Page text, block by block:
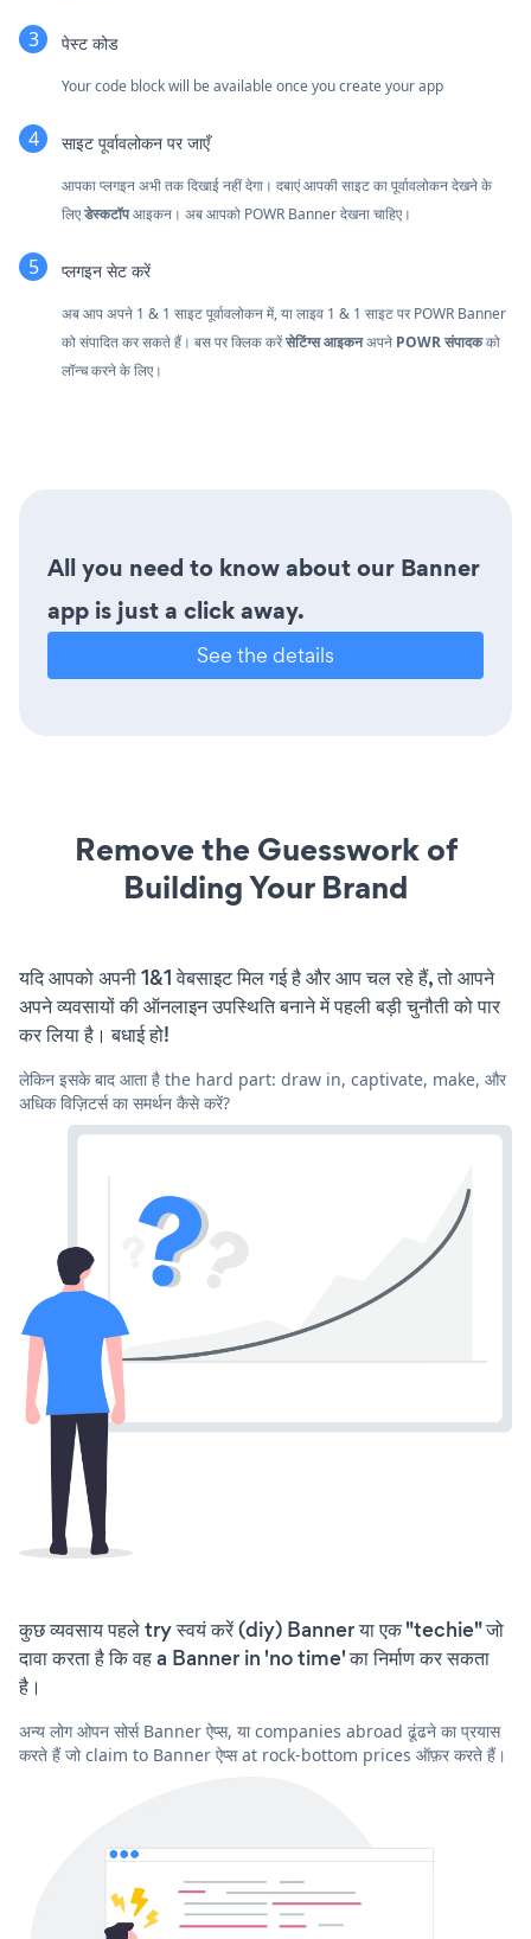
पेस्ट कोड
Your code block will be available once you create your app
साइट पूर्वावलोकन पर जाएँ
आपका प्लगइन अभी तक दिखाई नहीं देगा। दबाएंआपकी साइट का पूर्वावलोकन देखने के
लिएडेस्कटॉपआइकन। अब आपको POWR Banner देखना चाहिए।
प्लगइन सेट करें
अब आप अपने 1 & 1 साइट पूर्वावलोकन में, या लाइव 1 & 1 साइट पर POWR Banner
को संपादित कर सकते हैं। बस पर क्लिक करेंसेटिंग्स आइकनअपने POWR संपादकको
लॉन्च करने के लिए।
All you need to know about our Banner
app is just a click away.
See the details
Remove the Guesswork of
Building Your Brand
यदि आपको अपनी 1&1 वेबसाइट मिल गई है और आप चल रहे हैं, तो आपने
अपने व्यवसायों की ऑनलाइन उपस्थिति बनाने में पहली बड़ी चुनौती को पार
कर लिया है। बधाई हो!
लेकिन इसके बाद आता है the hard part: draw in, captivate, make, और
अधिक विज़िटर्स का समर्थन कैसे करें?
कुछ व्यवसाय पहले try स्वयं करें (diy) Banner या एक "techie" जो
दावा करता है कि वह a Banner in 'no time' का निर्माण कर सकता
है।
अन्य लोग ओपन सोर्स Banner ऐप्स, या companies abroad ढूंढने का प्रयास
करते हैं जो claim to Banner ऐप्स at rock-bottom prices ऑफ़र करते हैं।